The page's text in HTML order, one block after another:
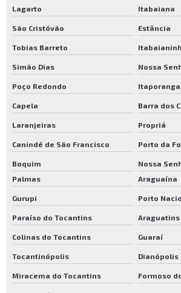
Lagarto Itabaiana
São Cristóvão Estância
Tobias Barreto
Simão Dias Nossa
Poço Redondo
Capela Barra dos
Laranjeiras Propriá
Canindé de São Francisco Porto da
Boquim
Nossa
Palmas
Araguaína
Gurupi Porto
Paraíso do Tocantins Araguatins
Colinas do Tocantins Guaraí
Tocantinópolis Dianópolis
Miracema do Tocantins Formoso